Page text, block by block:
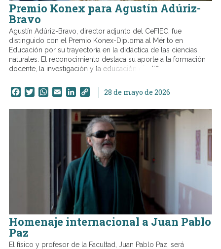
Premio Konex para Agustín Adúriz-
Bravo
Agustín Adúriz-Bravo, director adjunto del CeFIEC, fue
distinguido con el Premio Konex-Diploma al Mérito en
Educación por su trayectoria en la didáctica de las ciencias
naturales. El reconocimiento destaca su aporte a la formación
docente, la investigación y la educación científica.
Facebook
TwitterWhatsApp
EmailLinkedIn
Copy28 de mayo de 2026
Homenaje internacional a Juan Pablo
Paz
El físico y profesor de la Facultad, Juan Pablo Paz, será